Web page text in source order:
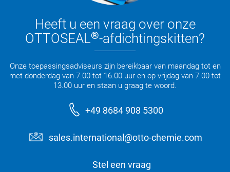
Heeft u een vraag over onze
OTTOSEAL®-afdichtingskitten?
Onze toepassingsadviseurs zijn bereikbaar van maandag tot en
met donderdag van 7.00 tot 16.00 uur en op vrijdag van 7.00 tot
13.00 uur en staan u graag te woord.
+49 8684 908 5300
sales.international@otto-chemie.com
Stel een vraag